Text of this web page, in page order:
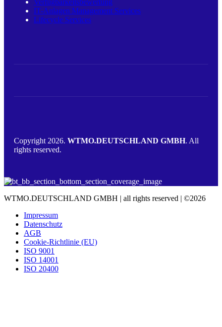
IT-Anlagen Management Services
Lifecycle Services
Copyright 2026. WTMO.DEUTSCHLAND GMBH. All
rights reserved.
WTMO.DEUTSCHLAND GMBH | all rights reserved | ©2026
Impressum
Datenschutz
AGB
Cookie-Richtlinie (EU)
ISO 9001
ISO 14001
ISO 20400